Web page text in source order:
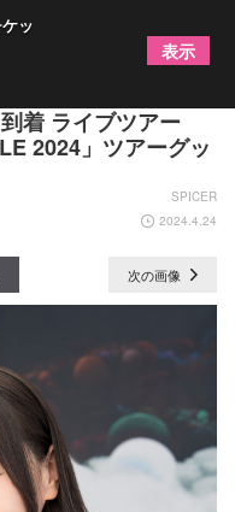
」本日
着 ライブツアー
2024」ツアーグッ
SPICER
2024.4.24
次の画像
ッ
表示